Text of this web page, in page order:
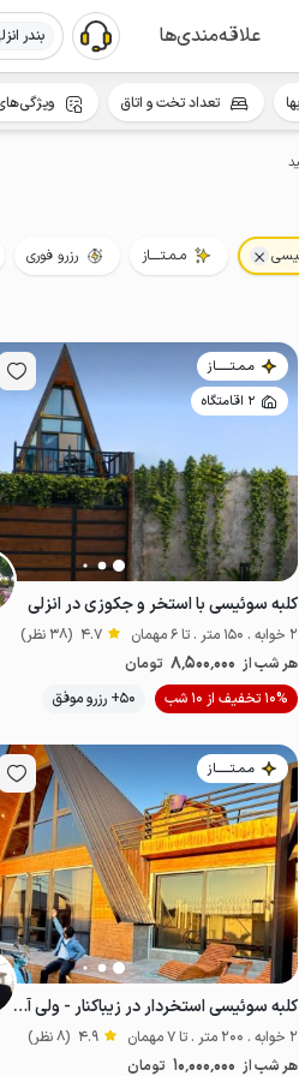
علاقه‌مندی‌ها بندر
مـمـتــــاز رزرو فوری
موقعیت در نقشه
مـمـتــــــاز
2 اقامتگاه
کلبه سوئیسی با استخر و جکوزی در انزلی
2 خوابه . 150 متر . تا 6 مهمان 4.7 (38 نظر)
هر شب از 8٬500٬000 تومان
10% تخفیف از 10 شب
50+ رزرو موفق
مـمـتــــــاز
کلبه سوئیسی استخردار در زیباکنار - ولی آباد
2 خوابه . 200 متر . تا 7 مهمان 4.9 (8 نظر)
هر شب از 10٬000٬000 تومان
تعداد تخت و اتاق